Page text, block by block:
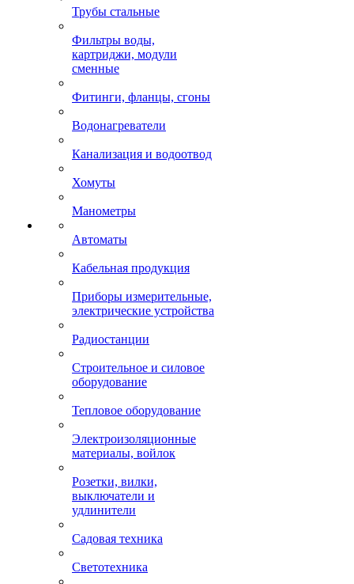
Трубы стальные
Фильтры воды,
картриджи, модули
сменные
Фитинги, фланцы, сгоны
Водонагреватели
Канализация и водоотвод
Хомуты
Манометры
Автоматы
Кабельная продукция
Приборы измерительные,
электрические устройства
Радиостанции
Строительное и силовое
оборудование
Тепловое оборудование
Электроизоляционные
материалы, войлок
Розетки, вилки,
выключатели и
удлинители
Садовая техника
Светотехника